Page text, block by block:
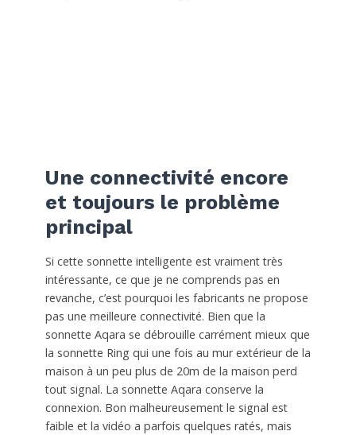
Une connectivité encore
et toujours le problème
principal
Si cette sonnette intelligente est vraiment très
intéressante, ce que je ne comprends pas en
revanche, c’est pourquoi les fabricants ne propose
pas une meilleure connectivité. Bien que la
sonnette Aqara se débrouille carrément mieux que
la sonnette Ring qui une fois au mur extérieur de la
maison à un peu plus de 20m de la maison perd
tout signal. La sonnette Aqara conserve la
connexion. Bon malheureusement le signal est
faible et la vidéo a parfois quelques ratés, mais